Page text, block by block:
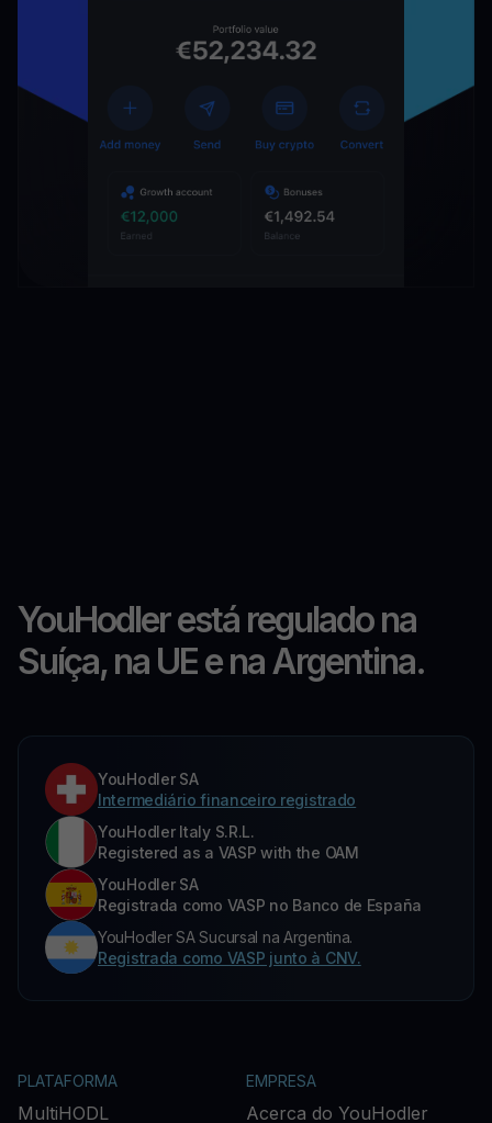
YouHodler está regulado na
Suíça, na UE e na Argentina.
YouHodler SA
Intermediário financeiro registrado
YouHodler Italy S.R.L.
Registered as a VASP with the OAM
YouHodler SA
Registrada como VASP no Banco de España
YouHodler SA Sucursal na Argentina.
Registrada como VASP junto à CNV.
PLATAFORMA
MultiHODL
EMPRESA
Acerca do YouHodler